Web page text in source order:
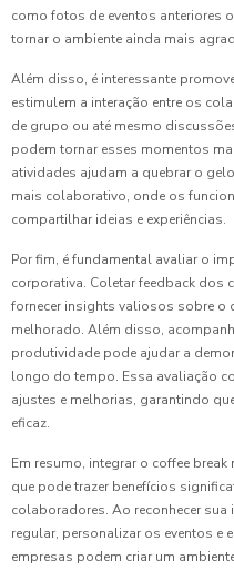
como fotos de eventos anteriores
tornar o ambiente ainda mais
Além disso, é interessante
estimulem a interação entre os
de grupo ou até mesmo
podem tornar esses momentos
atividades ajudam a quebrar o
mais colaborativo, onde os
compartilhar ideias e experiências.
Por fim, é fundamental avaliar o
corporativa. Coletar feedback
fornecer insights valiosos sobre o
melhorado. Além disso,
produtividade pode ajudar a
longo do tempo. Essa avaliação
ajustes e melhorias, garantindo
eficaz.
Em resumo, integrar o coffee
que pode trazer benefícios
colaboradores. Ao reconhecer sua
regular, personalizar os eventos e
empresas podem criar um